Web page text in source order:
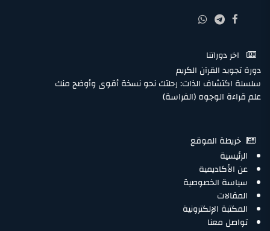
اخر دوراتنا
دورة تجويد القرآن الكريم
سلسلة اكتشاف الذات: رحلتك نحو نسخة أقوى وأوضح منك
علم قراءة الوجوه (الفراسة)
خريطة الموقع
الرئيسية
عن الأكاديمية
سياسة الخصوصية
المقالات
المكتبة الإلكترونية
تواصل معنا